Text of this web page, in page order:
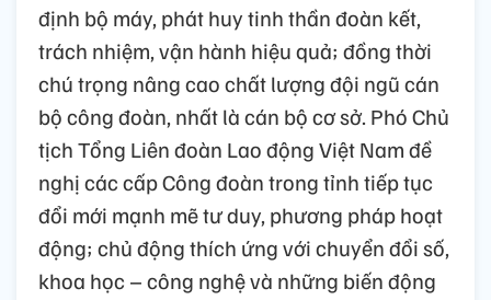
định bộ máy, phát huy tinh thần đoàn kết,
trách nhiệm, vận hành hiệu quả; đồng thời
chú trọng nâng cao chất lượng đội ngũ cán
bộ công đoàn, nhất là cán bộ cơ sở. Phó Chủ
tịch Tổng Liên đoàn Lao động Việt Nam đề
nghị các cấp Công đoàn trong tỉnh tiếp tục
đổi mới mạnh mẽ tư duy, phương pháp hoạt
động; chủ động thích ứng với chuyển đổi số,
khoa học – công nghệ và những biến động